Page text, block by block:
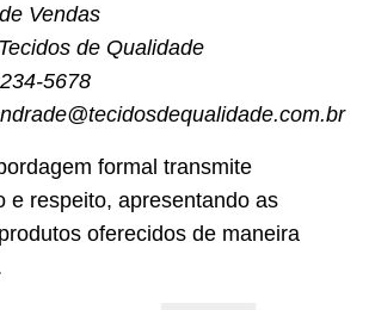
Vendas
de Qualidade
5678
formal transmite
e respeito, apresentando as
oferecidos de maneira